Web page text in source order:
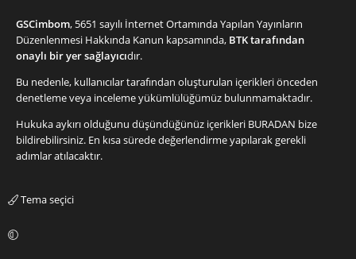
GSCimbom, 5651 sayılı İnternet Ortamında Yapılan Yayınların
Düzenlenmesi Hakkında Kanun kapsamında, BTK tarafından
onaylı bir yer sağlayıcıdır.
Bu nedenle, kullanıcılar tarafından oluşturulan içerikleri önceden
denetleme veya inceleme yükümlülüğümüz bulunmamaktadır.
Hukuka aykırı olduğunu düşündüğünüz içerikleri BURADAN bize
bildirebilirsiniz. En kısa sürede değerlendirme yapılarak gerekli
adımlar atılacaktır.
Tema seçici